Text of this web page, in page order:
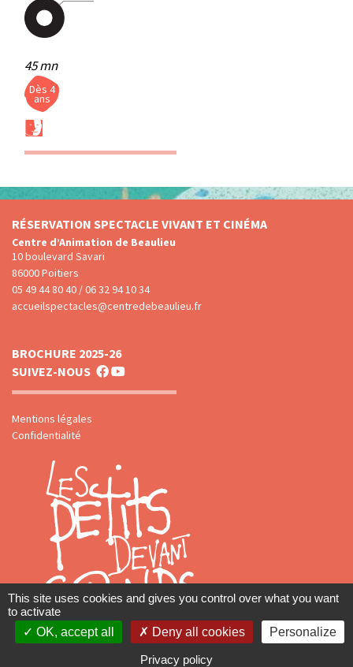
45 mn
Dès 4
ans
RÉSERVATION SPECTACLE VIVANT ET CINÉMA
Centre d’Animation de Beaulieu
10 boulevard Savari
86000 Poitiers
05 49 44 80 40 / 06 32 94 10 34
accueilspectacles@centredebeaulieu.fr
BROCHURE 2025-26
SUIVEZ-NOUS
Mentions légales
Confidentialité
This site uses cookies and gives you control over what you want
to activate
OK, accept all
Deny all cookies Personalize
Privacy policy